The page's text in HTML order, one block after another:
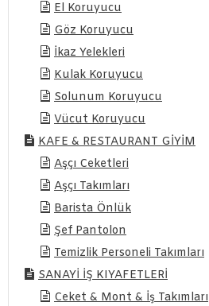
El Koruyucu
Göz Koruyucu
İkaz Yelekleri
Kulak Koruyucu
Solunum Koruyucu
Vücut Koruyucu
KAFE & RESTAURANT GİYİM
Aşçı Ceketleri
Aşçı Takımları
Barista Önlük
Şef Pantolon
Temizlik Personeli Takımları
SANAYİ İŞ KIYAFETLERİ
Ceket & Mont & İş Takımları